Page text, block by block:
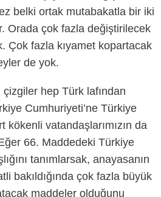
belki ortak mutabakatla bir iki
Orada çok fazla değiştirilecek
Çok fazla kıyamet kopartacak
de yok.
çizgiler hep Türk lafından
Cumhuriyeti’ne Türkiye
kökenli vatandaşlarımızın da
66. Maddedeki Türkiye
tanımlarsak, anayasanın
bakıldığında çok fazla büyük
maddeler olduğunu